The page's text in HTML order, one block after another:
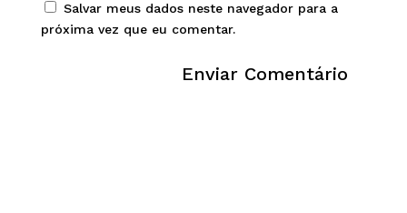
Salvar meus dados neste navegador para a
próxima vez que eu comentar.